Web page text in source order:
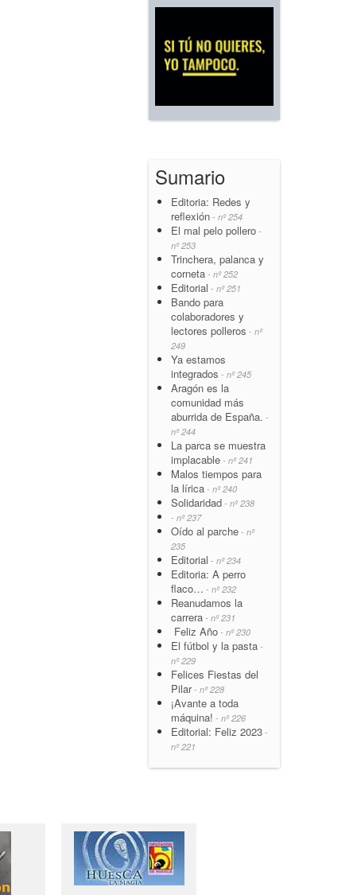
Sumario
Editoria: Redes y
reflexión - nº 254
El mal pelo pollero -
nº 253
Trinchera, palanca y
corneta - nº 252
Editorial - nº 251
Bando para
colaboradores y
lectores polleros - nº
249
Ya estamos
integrados - nº 245
Aragón es la
comunidad más
aburrida de España. -
nº 244
La parca se muestra
implacable - nº 241
Malos tiempos para
la lírica - nº 240
Solidaridad - nº 238
- nº 237
Oído al parche - nº
235
Editorial - nº 234
Editoria: A perro
flaco… - nº 232
Reanudamos la
carrera - nº 231
Feliz Año - nº 230
El fútbol y la pasta -
nº 229
Felices Fiestas del
Pilar- nº 228
¡Avante a toda
máquina! - nº 226
Editorial: Feliz 2023 -
nº 221